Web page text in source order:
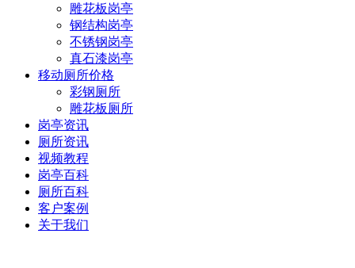
雕花板岗亭
钢结构岗亭
不锈钢岗亭
真石漆岗亭
移动厕所价格
彩钢厕所
雕花板厕所
岗亭资讯
厕所资讯
视频教程
岗亭百科
厕所百科
客户案例
关于我们